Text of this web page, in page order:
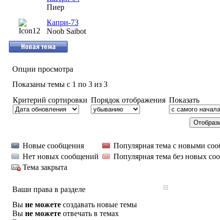
Пиер
Капри-73
Noob Saibot
Опции просмотра
Показаны темы с 1 по 3 из 3
Критерий сортировки Порядок отображения Показать
Новые сообщения
Популярная тема с новыми
Нет новых сообщений
Популярная тема без новых
Тема закрыта
Ваши права в разделе
Вы не можете создавать новые темы
Вы не можете отвечать в темах